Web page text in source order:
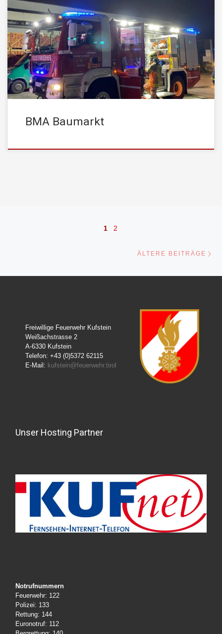
Am Abend des 6. November 2020 kam es um 20:47 zur
Auslösung einer BMA in einem Gewerbebetrieb. Die
STADTFEUERWEHR Kufstein rückte mit 2 Fahrzeugen und 11
Mann zum Einsatz aus. Bei der Erkundung der Örtlichkeiten
konnte in einem Lagerraum eine Rauchentwicklung festgestellt
werden. Ursache war ein Kabelbrand eines Ladegerätes, welches
[…]
BMA Baumarkt
1 2
ÄLTERE BEITRÄGE
Freiwillige Feuerwehr Kufstein
Weißachstrasse 2
A-6330 Kufstein
Telefon: +43 (0)5372 62115
E-Mail: kufstein@feuerwehr.tirol
Unser Hosting Partner
Notrufnummern
Feuerwehr: 122
Polizei: 133
Rettung: 144
Euronotruf: 112